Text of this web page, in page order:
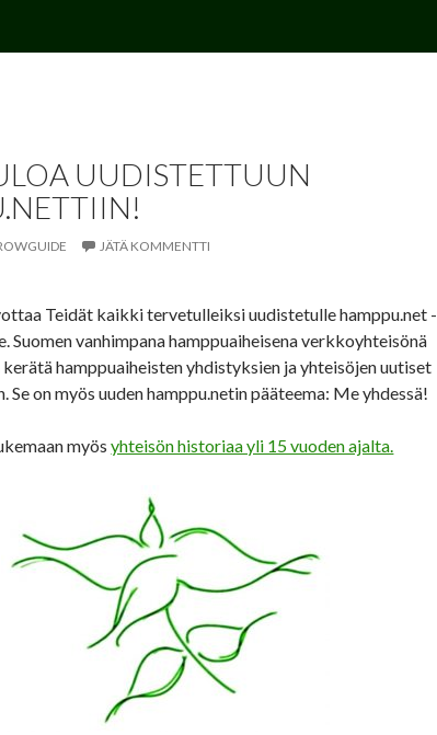
UUDISTETTUUN
JÄTÄ KOMMENTTI
Teidät kaikki tervetulleiksi uudistetulle hamppu.net -
Suomen vanhimpana hamppuaiheisena verkkoyhteisönä
kerätä hamppuaiheisten yhdistyksien ja yhteisöjen uutiset
Se on myös uuden hamppu.netin pääteema: Me yhdessä!
myösyhteisön historiaa yli 15 vuoden ajalta.